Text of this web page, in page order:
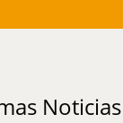
Noticias